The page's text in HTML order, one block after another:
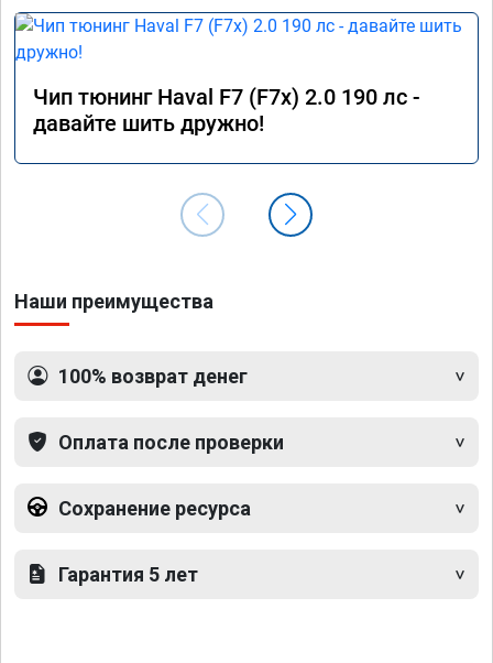
Чип тюнинг Haval F7 (F7x) 2.0 190 лс -
давайте шить дружно!
Наши преимущества
100% возврат денег
Оплата после проверки
Сохранение ресурса
Гарантия 5 лет